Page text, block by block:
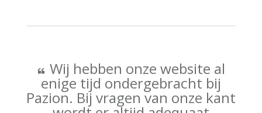
Wij hebben onze website al
enige tijd ondergebracht bij
Pazion. Bij vragen van onze kant